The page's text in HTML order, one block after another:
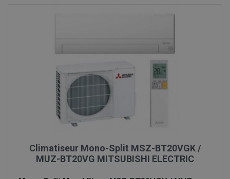
Climatiseur Mono-Split MSZ-BT20VGK /
MUZ-BT20VG MITSUBISHI ELECTRIC